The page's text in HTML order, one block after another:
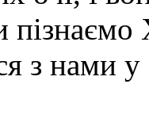
з нами у